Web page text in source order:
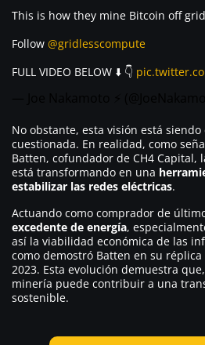
This is how they mine Bitcoin off
Follow @gridlesscompute
FULL VIDEO BELOW ⬇️ 👇
No obstante, esta visión está siendo
cuestionada. En realidad, como
Batten, cofundador de CH4 Capital,
está transformando en una
estabilizar las redes eléctricas.
Actuando como comprador de
excedente de energía,
así la viabilidad económica de las
como demostró Batten en su réplica
2023. Esta evolución demuestra
minería puede contribuir a una
sostenible.